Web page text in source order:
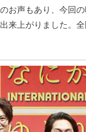
お声もあり、今回
来上がりました。